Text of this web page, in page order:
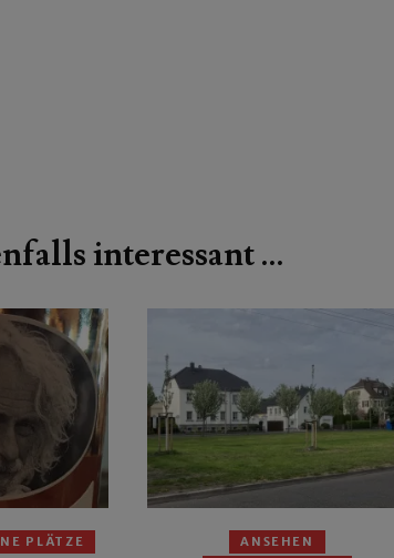
interessant …
PLÄTZE
ANSEHEN